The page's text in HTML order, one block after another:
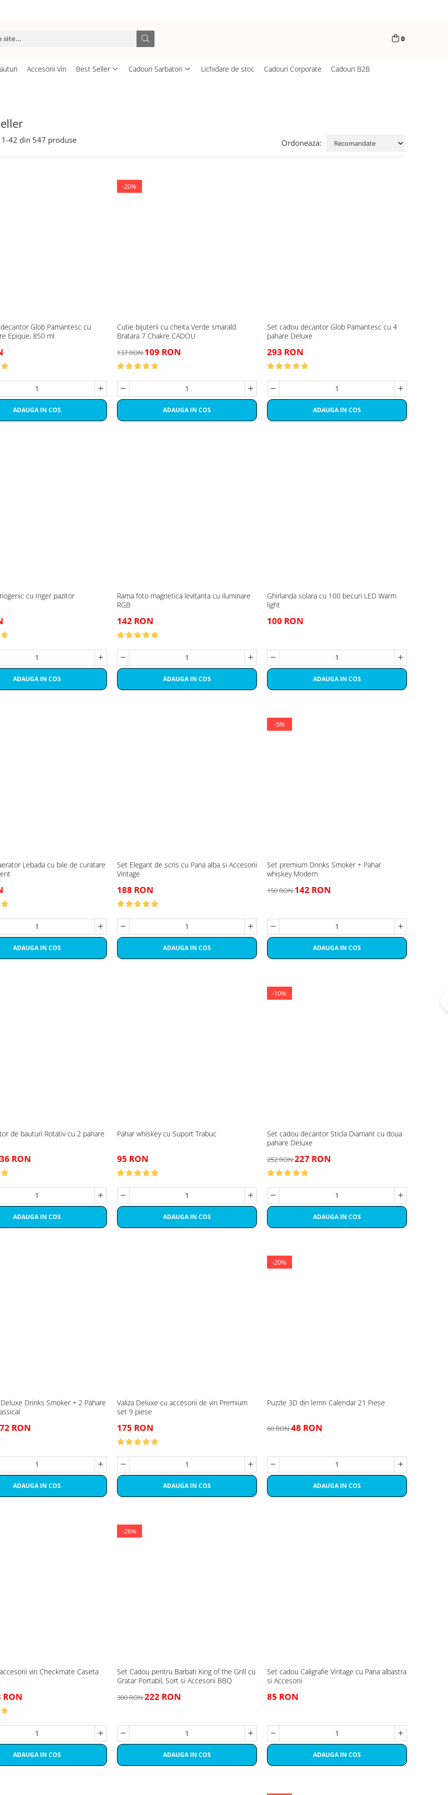
0
Accesorii Vin Best Seller Cadouri Sarbatori Lichidare de stoc Cadouri Corporate Cadouri B2B
1-42 din 547 produse Ordoneaza:
Glob Pamantesc cu
Epique, 850 ml
ADAUGA IN COS
-20%
Cutie bijuterii cu cheita Verde smarald
Bratara 7 Chakre CADOU
137 RON109 RON
ADAUGA IN COS
Set cadou decantor Glob Pamantesc cu 4
pahare Deluxe
293 RON
ADAUGA IN COS
cu Inger pazitor
ADAUGA IN COS
Rama foto magnetica levitanta cu iluminare
RGB
142 RON
ADAUGA IN COS
Ghirlanda solara cu 100 becuri LED Warm
light
100 RON
ADAUGA IN COS
Lebada cu bile de curatare
ADAUGA IN COS
Set Elegant de scris cu Pana alba si Accesorii
Vintage
188 RON
ADAUGA IN COS
-5%
Set premium Drinks Smoker + Pahar
whiskey Modern
150 RON142 RON
ADAUGA IN COS
de bauturi Rotativ cu 2 pahare
RON
ADAUGA IN COS
Pahar whiskey cu Suport Trabuc
95 RON
ADAUGA IN COS
-10%
Set cadou decantor Sticla Diamant cu doua
pahare Deluxe
252 RON227 RON
ADAUGA IN COS
Drinks Smoker + 2 Pahare
RON
ADAUGA IN COS
Valiza Deluxe cu accesorii de vin Premium
set 9 piese
175 RON
ADAUGA IN COS
-20%
Puzzle 3D din lemn Calendar 21 Piese
60 RON48 RON
ADAUGA IN COS
vin Checkmate Caseta
RON
ADAUGA IN COS
-26%
Set Cadou pentru Barbati King of the Grill cu
Gratar Portabil, Sort si Accesorii BBQ
300 RON222 RON
ADAUGA IN COS
Set cadou Caligrafie Vintage cu Pana albastra
si Accesorii
85 RON
ADAUGA IN COS